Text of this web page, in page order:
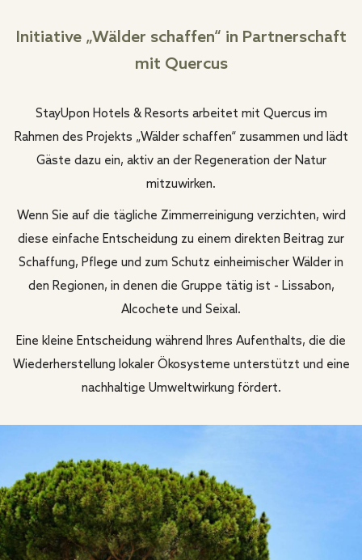
Initiative „Wälder schaffen“ in Partnerschaft
mit Quercus
StayUpon Hotels & Resorts arbeitet mit Quercus im
Rahmen des Projekts „Wälder schaffen“ zusammen und lädt
Gäste dazu ein, aktiv an der Regeneration der Natur
mitzuwirken.
Wenn Sie auf die tägliche Zimmerreinigung verzichten, wird
diese einfache Entscheidung zu einem direkten Beitrag zur
Schaffung, Pflege und zum Schutz einheimischer Wälder in
den Regionen, in denen die Gruppe tätig ist - Lissabon,
Alcochete und Seixal.
Eine kleine Entscheidung während Ihres Aufenthalts, die die
Wiederherstellung lokaler Ökosysteme unterstützt und eine
nachhaltige Umweltwirkung fördert.